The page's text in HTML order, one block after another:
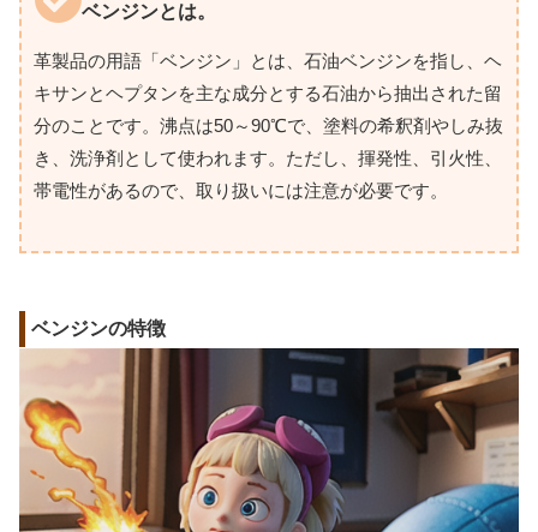
ベンジンとは。
革製品の用語「ベンジン」とは、石油ベンジンを指し、ヘ
キサンとヘプタンを主な成分とする石油から抽出された留
分のことです。沸点は50～90℃で、塗料の希釈剤やしみ抜
き、洗浄剤として使われます。ただし、揮発性、引火性、
帯電性があるので、取り扱いには注意が必要です。
ベンジンの特徴